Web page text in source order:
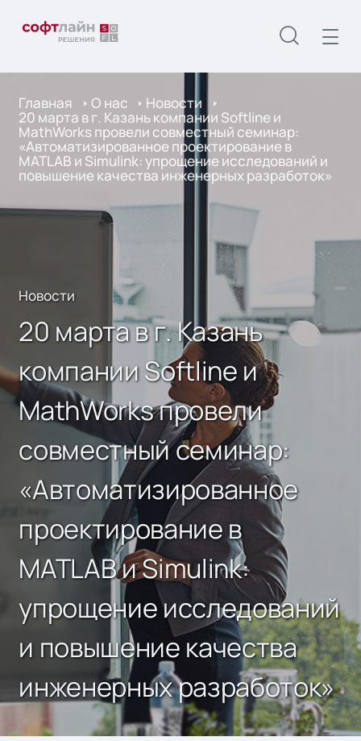
Главная О нас Новости
20 марта в г. Казань компании Softline и
MathWorks провели совместный семинар:
«Автоматизированное проектирование в
MATLAB и Simulink: упрощение исследований и
повышение качества инженерных разработок»
Новости
20 марта в г. Казань
компании Softline и
MathWorks провели
совместный семинар:
«Автоматизированное
проектирование в
MATLAB и Simulink:
упрощение исследований
и повышение качества
инженерных разработок»